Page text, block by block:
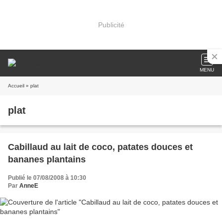
Publicité
MENU
Accueil » plat
plat
Cabillaud au lait de coco, patates douces et
bananes plantains
Publié le 07/08/2008 à 10:30
Par AnneE